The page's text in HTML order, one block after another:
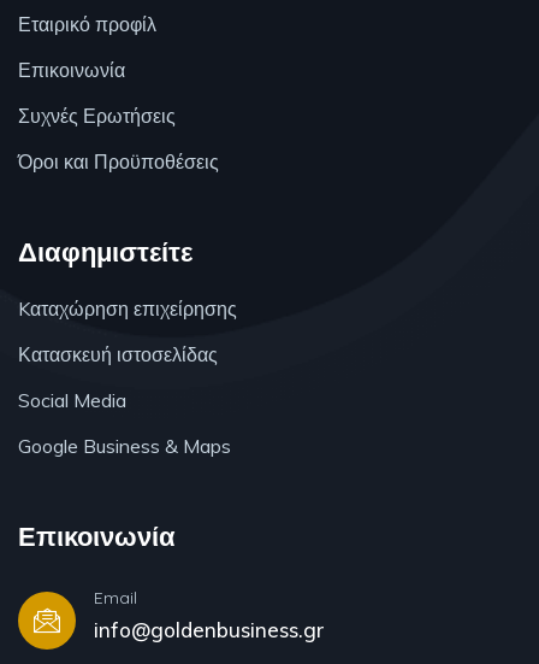
Εταιρικό προφίλ
Επικοινωνία
Συχνές Ερωτήσεις
Όροι και Προϋποθέσεις
Διαφημιστείτε
Kαταχώρηση επιχείρησης
Κατασκευή ιστοσελίδας
Social Media
Google Business & Maps
Επικοινωνία
Email
info@goldenbusiness.gr